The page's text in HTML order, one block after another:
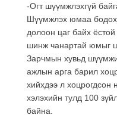
-Огт шүүмжлэхгүй
Шүүмжлэх юмаа бодох
долоон цаг байх
шинж чанартай юмыг
Зарчмын хувьд
ажлын арга барил
хийхдээ л хоцрогдсон
хэлэхийн тулд 100
байна.